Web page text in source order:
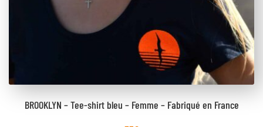
BROOKLYN – Tee-shirt bleu – Femme – Fabriqué en France